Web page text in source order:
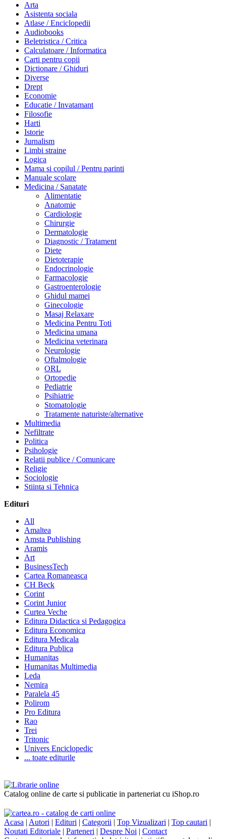
Arta
Asistenta sociala
Atlase / Enciclopedii
Audiobooks
Beletristica / Critica
Calculatoare / Informatica
Carti pentru copii
Dictionare / Ghiduri
Diverse
Drept
Economie
Educatie / Invatamant
Filosofie
Harti
Istorie
Jurnalism
Limbi straine
Logica
Mama si copilul / Pentru parinti
Manuale scolare
Medicina / Sanatate
Alimentatie
Anatomie
Cardiologie
Chirurgie
Dermatologie
Diagnostic / Tratament
Diete
Dietoterapie
Endocrinologie
Farmacologie
Gastroenterologie
Ghidul mamei
Ginecologie
Masaj Relaxare
Medicina Pentru Toti
Medicina umana
Medicina veterinara
Neurologie
Oftalmologie
ORL
Ortopedie
Pediatrie
Psihiatrie
Stomatologie
Tratamente naturiste/alternative
Multimedia
Nefiltrate
Politica
Psihologie
Relatii publice / Comunicare
Religie
Sociologie
Stiinta si Tehnica
Edituri
All
Amaltea
Amsta Publishing
Aramis
Art
BusinessTech
Cartea Romaneasca
CH Beck
Corint
Corint Junior
Curtea Veche
Editura Didactica si Pedagogica
Editura Economica
Editura Medicala
Editura Publica
Humanitas
Humanitas Multimedia
Leda
Nemira
Paralela 45
Polirom
Pro Editura
Rao
Trei
Tritonic
Univers Enciclopedic
... toate editurile
Catalog online de carte si publicatie in parteneriat cu iShop.ro
Acasa | Autori | Edituri | Categorii | Top Vizualizari | Top cautari |
Noutati Editoriale | Parteneri | Despre Noi | Contact